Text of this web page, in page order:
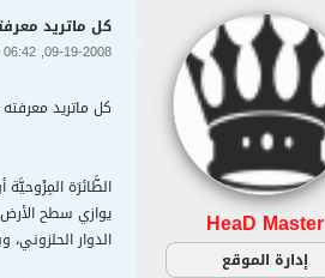
HeaD Master
إدارة الموقع
كل ماتريد
09-19-2008, 06:42 PM
كل ماتريد
الطَّائرَة
يوازي سطح
الدوار